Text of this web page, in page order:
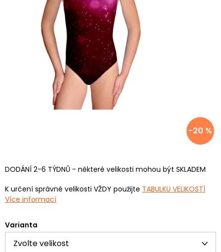
-20 %
DODÁNÍ 2-6 TÝDNŮ - některé velikosti mohou být SKLADEM
K určení správné velikosti VŽDY použijte TABULKU VELIKOSTÍ
Více informací
Varianta